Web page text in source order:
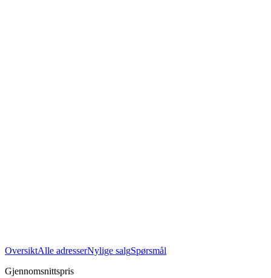
OversiktAlle adresserNylige salgSpørsmål
Gjennomsnittspris